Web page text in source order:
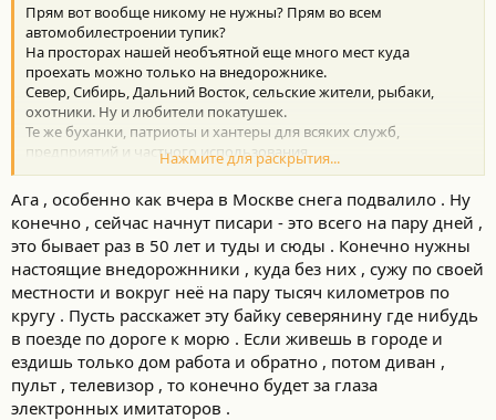
и
:
Прям вот вообще никому не нужны? Прям во всем
автомобилестроении тупик?
На просторах нашей необъятной еще много мест куда
проехать можно только на внедорожнике.
Север, Сибирь, Дальний Восток, сельские жители, рыбаки,
охотники. Ну и любители покатушек.
Те же буханки, патриоты и хантеры для всяких служб,
предприятий и частного использования.
Да, в районах больших городов все это не нужно. А чуть
дальше...
Нажмите для раскрытия...
Ага , особенно как вчера в Москве снега подвалило . Ну
конечно , сейчас начнут писари - это всего на пару дней ,
это бывает раз в 50 лет и туды и сюды . Конечно нужны
настоящие внедорожнники , куда без них , сужу по своей
местности и вокруг неё на пару тысяч километров по
кругу . Пусть расскажет эту байку северянину где нибудь
в поезде по дороге к морю . Если живешь в городе и
ездишь только дом работа и обратно , потом диван ,
пульт , телевизор , то конечно будет за глаза
электронных имитаторов .